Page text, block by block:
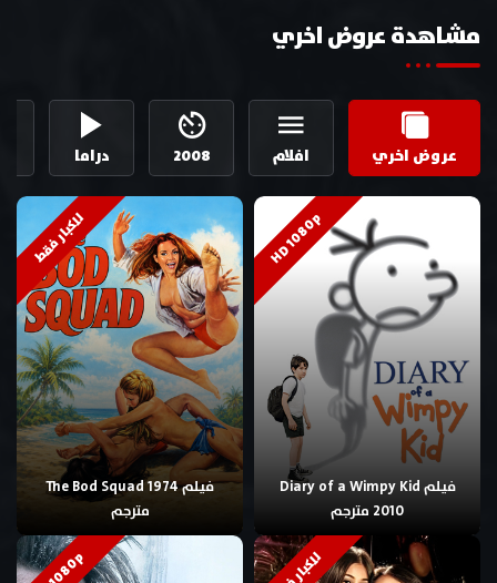
مشاهدة عروض اخري
عروض اخري افلام 2008 دراما
HD 1080p
فيلم Diary of a Wimpy Kid
2010 مترجم
للكبار فقط
فيلم The Bod Squad 1974
مترجم